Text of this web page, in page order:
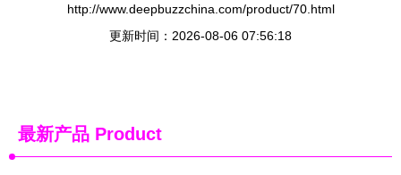
http://www.deepbuzzchina.com/product/70.html
更新时间：2026-08-06 07:56:18
最新产品 Product